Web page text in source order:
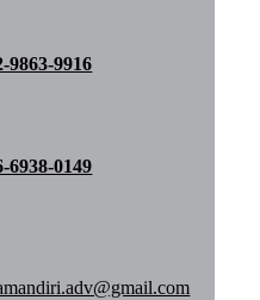
9863-9916
6938-0149